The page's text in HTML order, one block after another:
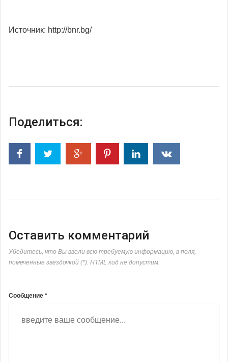
Источник: http://bnr.bg/
Поделиться:
Оставить комментарий
Убедитесь, что Вы ввели всю требуемую информацию, в поля,
помеченные звёздочкой (*). HTML код не допустим.
Сообщение *